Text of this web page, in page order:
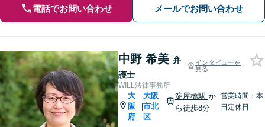
電話でお問い合わせ メールでお問い合わせ
中野 希美 弁
護士
インタビューを
見る
WILL法律事務所
大
阪
府
|
大阪
市北
区
淀屋橋駅 か
ら徒歩8分
営業時間：本
日定休日